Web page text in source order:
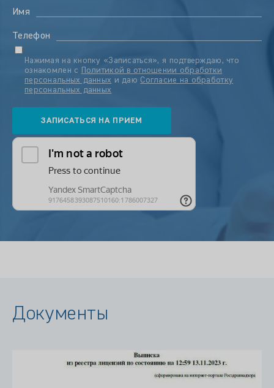
Имя
Телефон
Нажимая на кнопку «Записаться», я подтверждаю, что
ознакомлен с
Политикой в отношении обработки
персональных данных и даю Согласие на обработку
персональных данных
Документы